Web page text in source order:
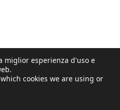
miglior esperienza d'uso e
cookies we are using or